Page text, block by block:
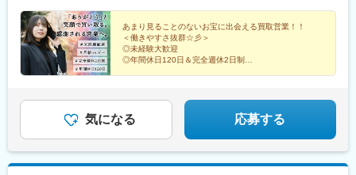
のも、この仕事ならではの隠れた特権です！※出張にかかる交通費
や宿泊費などの経費は、もちろん会社が全額負担します。
あまり見ることのないお宝に出会える買取営業！！
＜働きやすさ抜群☆彡＞
◎未経験大歓迎
◎年間休日120日＆完全週休2日制
気になる 応募する